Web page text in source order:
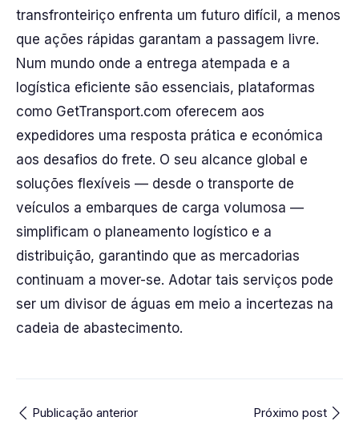
transfronteiriço enfrenta um futuro difícil, a menos
que ações rápidas garantam a passagem livre.
Num mundo onde a entrega atempada e a
logística eficiente são essenciais, plataformas
como GetTransport.com oferecem aos
expedidores uma resposta prática e económica
aos desafios do frete. O seu alcance global e
soluções flexíveis — desde o transporte de
veículos a embarques de carga volumosa —
simplificam o planeamento logístico e a
distribuição, garantindo que as mercadorias
continuam a mover-se. Adotar tais serviços pode
ser um divisor de águas em meio a incertezas na
cadeia de abastecimento.
Publicação anterior Próximo post